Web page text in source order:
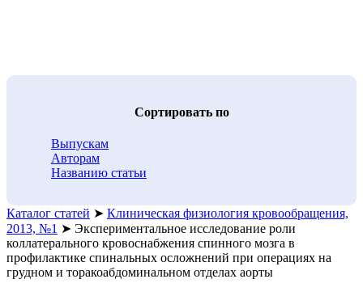
Cортировать по
Выпускам
Авторам
Названию статьи
Каталог статей ➤ Клиническая физиология кровообращения,
2013, №1 ➤ Экспериментальное исследование роли
коллатерального кровоснабжения спинного мозга в
профилактике спинальных осложнений при операциях на
грудном и торакоабдоминальном отделах аорты